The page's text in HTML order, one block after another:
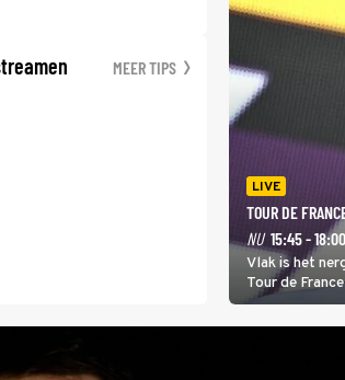
MEER TIPS
LIVE
TOUR DE
NU 15:45 - 18:00
Vlak is het
Tour de
won.